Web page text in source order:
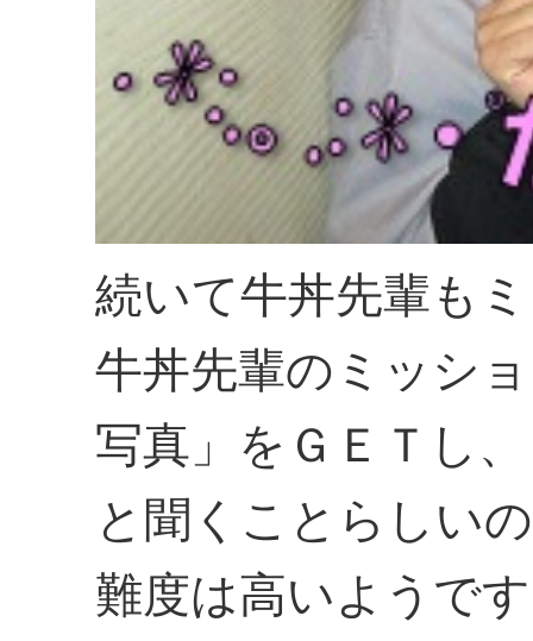
続いて牛丼先輩も
牛丼先輩のミッシ
写真」をＧＥＴし
と聞くことらしい
難度は高いようで